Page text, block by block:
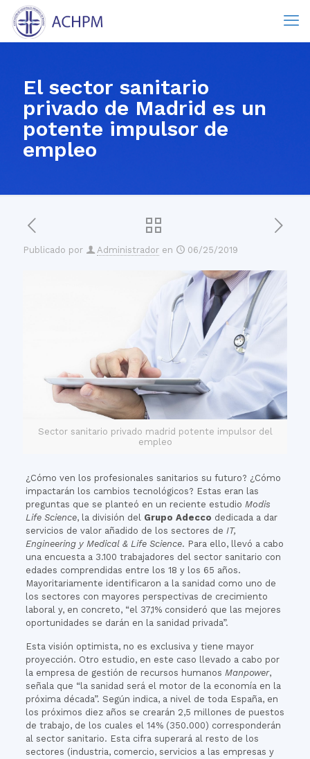
El sector sanitario
privado de Madrid es un
potente impulsor de
empleo
Publicado por Administrador en 06/25/2019
Sector sanitario privado madrid potente impulsor del
empleo
¿Cómo ven los profesionales sanitarios su futuro? ¿Cómo
impactarán los cambios tecnológicos? Estas eran las
preguntas que se planteó en un reciente estudio Modis
Life Science, la división del Grupo Adecco dedicada a dar
servicios de valor añadido de los sectores de IT,
Engineering y Medical & Life Science. Para ello, llevó a cabo
una encuesta a 3.100 trabajadores del sector sanitario con
edades comprendidas entre los 18 y los 65 años.
Mayoritariamente identificaron a la sanidad como uno de
los sectores con mayores perspectivas de crecimiento
laboral y, en concreto, “el 37,1% consideró que las mejores
oportunidades se darán en la sanidad privada”.
Esta visión optimista, no es exclusiva y tiene mayor
proyección. Otro estudio, en este caso llevado a cabo por
la empresa de gestión de recursos humanos Manpower,
señala que “la sanidad será el motor de la economía en la
próxima década”. Según indica, a nivel de toda España, en
los próximos diez años se crearán 2,5 millones de puestos
de trabajo, de los cuales el 14% (350.000) corresponderán
al sector sanitario. Esta cifra superará al resto de los
sectores (industria, comercio, servicios a las empresas y